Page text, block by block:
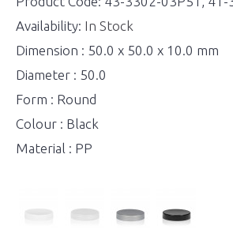
Availability: In Stock
Dimension : 50.0 x 50.0 x 10.0 mm
Diameter : 50.0
Form : Round
Colour : Black
Material : PP